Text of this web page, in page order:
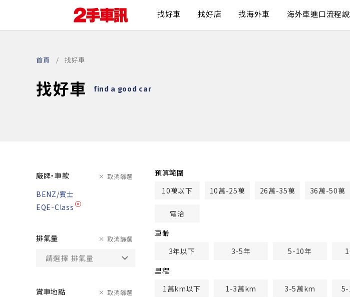
找好車 找好店 找海外車 海外車進口流程
首頁 找好車
找好車 find a good car
廠牌・車款 取消篩選
BENZ/賓士
EQE-Class
排氣量 取消篩選
賞車地點
取消篩選
預算範圍
10萬以下
10萬-25萬 26萬-35萬 36萬-50萬
電洽
車齢
3年以下
3-5年 5-10年
里程
1萬km以下
1-3萬km 3-5萬km